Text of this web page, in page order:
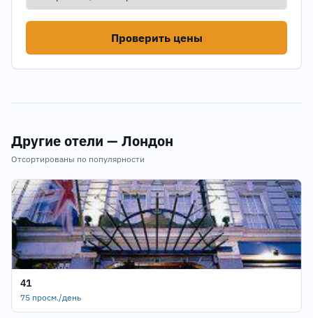
Проверить цены
Другие отели — Лондон
Отсортированы по популярности
41
75 просм./день